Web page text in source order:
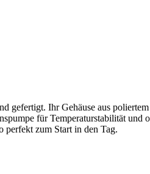
Ihr Gehäuse aus
für Temperaturstabilität und
perfekt zum Start in den Tag.